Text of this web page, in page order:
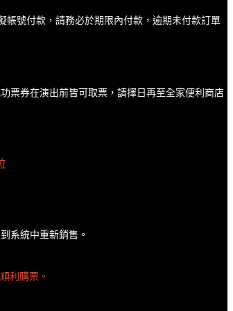
帳號付款，請務必於期限內付款，逾期未付款訂單
票券在演出前皆可取票，請擇日再至全家便利商店
系統中重新銷售。
利購票。